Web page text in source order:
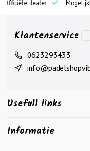
dealer Mogelijkheid
Klantenservice
0623293433
Usefull links
Informatie